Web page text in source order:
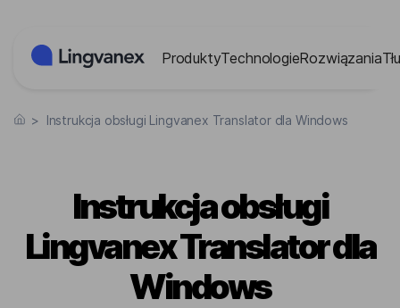
ProduktyTechnologieRozwiązania
> Instrukcja obsługi Lingvanex Translator dla Windows
Instrukcja obsługi
Lingvanex Translator dla
Windows